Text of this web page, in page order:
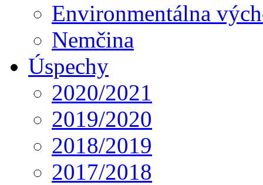
Environmentálna
Nemčina
Úspechy
2020/2021
2019/2020
2018/2019
2017/2018